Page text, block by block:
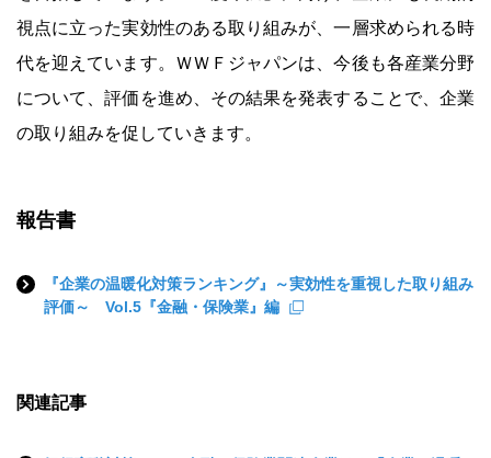
視点に立った実効性のある取り組みが、一層求められる時
代を迎えています。ＷＷＦジャパンは、今後も各産業分野
について、評価を進め、その結果を発表することで、企業
の取り組みを促していきます。
報告書
『企業の温暖化対策ランキング』～実効性を重視した取り組み
評価～ Vol.5『金融・保険業』編
関連記事